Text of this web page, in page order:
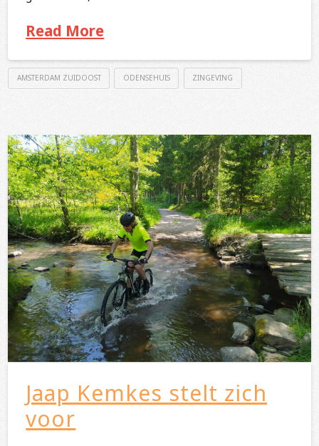
Read More
AMSTERDAM ZUIDOOST ODENSEHUIS ZINGEVING
Jaap Kemkes stelt zich
voor